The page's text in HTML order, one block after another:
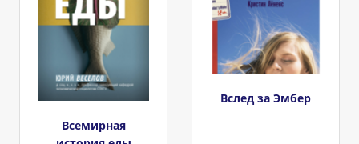
Всемирная
Вслед за Эмбер